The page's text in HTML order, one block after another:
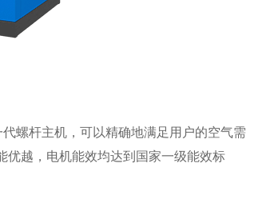
螺杆主机，可以精确地满足用户的空气需
越，电机能效均达到国家一级能效标